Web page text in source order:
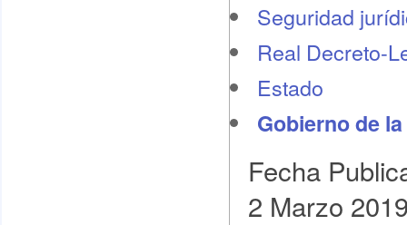
Seguridad
Real Decreto-
Estado
Gobierno de
Fecha
2 Marzo